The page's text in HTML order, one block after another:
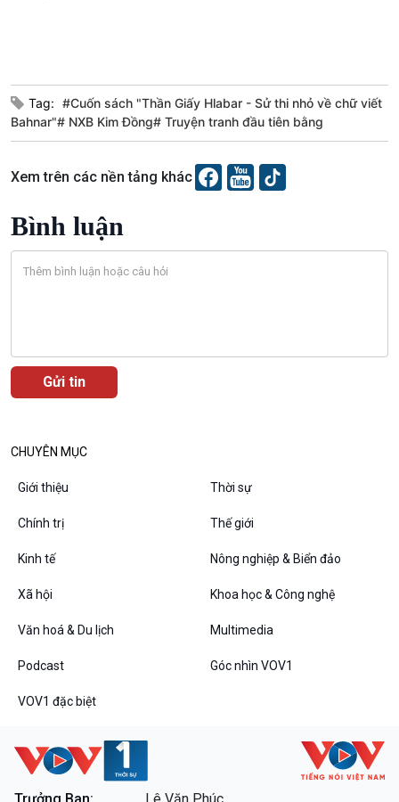
VOV1 đặc biệt
Thanh âm ký sự
Các chương trình đặc biệt
Tag: #Cuốn sách "Thần Giấy Hlabar - Sử thi nhỏ về chữ viết
Bahnar"# NXB Kim Đồng# Truyện tranh đầu tiên bằng
Xem trên các nền tảng khác
Bình luận
CHUYÊN MỤC
Giới thiệu Thời sự
Chính trị Thế giới
Kinh tế Nông nghiệp & Biển đảo
Xã hội Khoa học & Công nghệ
Văn hoá & Du lịch Multimedia
Podcast Góc nhìn VOV1
VOV1 đặc biệt